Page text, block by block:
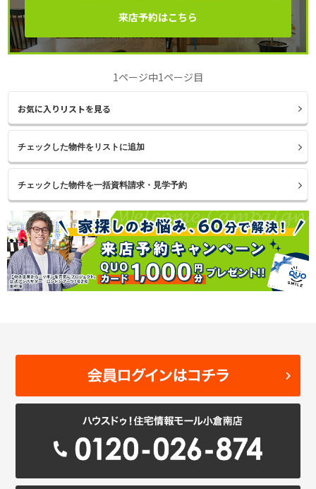
来店予約はこちら
1ページ中1ページ目
お気に入りリストを見る